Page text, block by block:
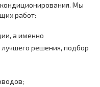
Мы
работ:
а именно
решения, подбор